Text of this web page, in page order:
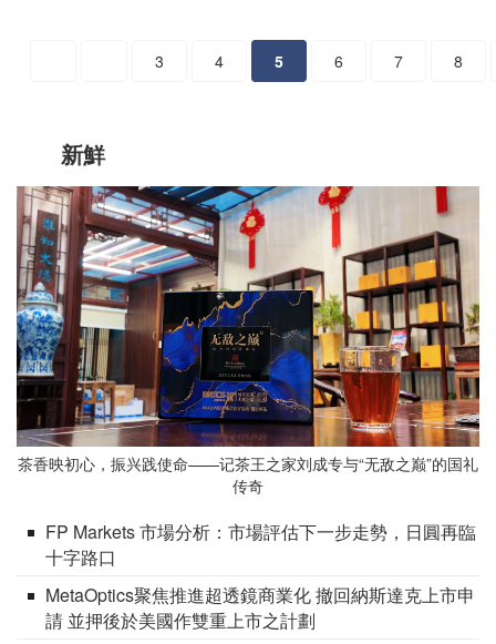
3 4 5 6 7 8
新鮮
茶香映初心，振兴践使命——记茶王之家刘成专与“无敌之巅”的国礼
传奇
FP Markets 市場分析：市場評估下一步走勢，日圓再臨
十字路口
MetaOptics聚焦推進超透鏡商業化 撤回納斯達克上市申
請 並押後於美國作雙重上市之計劃